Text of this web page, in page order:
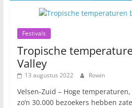
Festivals
Tropische
Valley
13 augustus 2022 Rowin
Velsen-Zuid – Hoge
zo’n 30.000 bezoekers hebben